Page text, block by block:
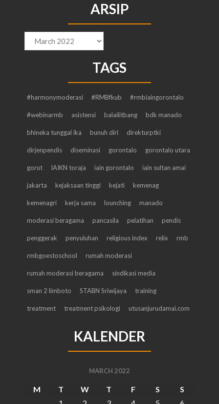
ARSIP
Arsip
TAGS
#harmonymoderasi #RMBfkub #rmbiaingorontalo
#webinarmb asistensi balailitbang bdk manado
bhineka tunggal ika bunuh diri direkturptki
dirjenpendis diseminasi gorontalo gorontalo utara
gorut IAIKN toraja iain gorontalo iain sultan amai
jakarta kejaksaan tinggi kejati kemenag
kemenagri kerja sama lounching manado
moderasi beragama pancasila pelatihan pendis
penggerak penyuluhan religious index relix rmb
rmbgoestoschool rumah moderasi
rumah moderasi beragama sindikasi media
sman 2 limboto STABN Sriwijaya training
treatment treatment psikologi utusanjurudamai.com
KALENDER
MARCH 2022
M T W T F S
S